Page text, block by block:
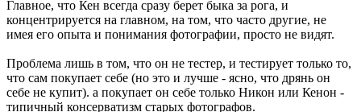
Главное, что Кен всегда сразу берет быка за рога, и
концентрируется на главном, на том, что часто другие, не
имея его опыта и понимания фотографии, просто не видят.
Проблема лишь в том, что он не тестер, и тестирует только то,
что сам покупает себе (но это и лучше - ясно, что дрянь он
себе не купит). а покупает он себе только Никон или Кенон -
типичный консерватизм старых фотографов.